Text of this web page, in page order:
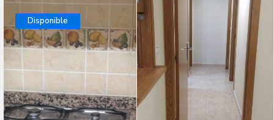
Disponible